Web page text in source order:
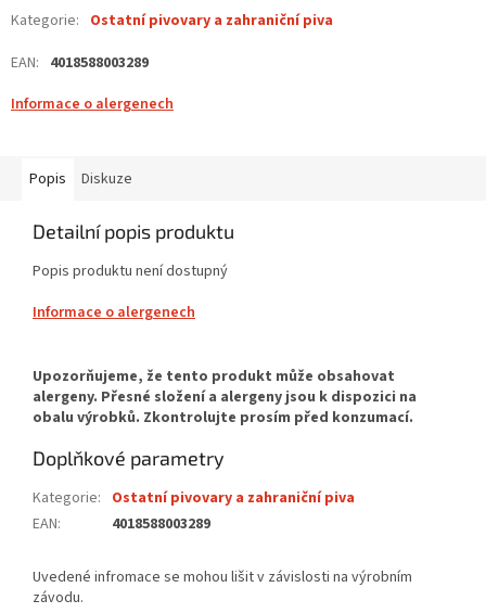
Kategorie: Ostatní pivovary a zahraniční piva
EAN: 4018588003289
Informace o alergenech
Popis Diskuze
Detailní popis produktu
Popis produktu není dostupný
Informace o alergenech
Doplňkové parametry
Kategorie: Ostatní pivovary a zahraniční piva
EAN: 4018588003289